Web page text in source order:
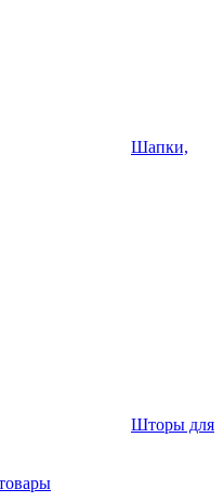
Шапки,
Шторы для